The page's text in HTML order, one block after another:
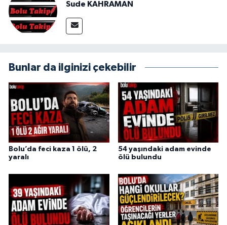
Sude KAHRAMAN
Bunlar da ilginizi çekebilir
Bolu’da feci kaza 1 ölü, 2
yaralı
54 yaşındaki adam evinde
ölü bulundu